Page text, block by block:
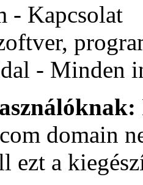
- Kapcsolat
- Minden
domain
ezt a